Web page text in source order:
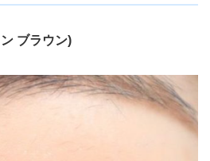
ブラウン)